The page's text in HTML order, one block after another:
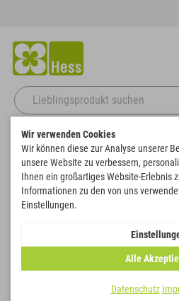
Startseite Themenwelten
Band Verzugs-Moiré mit goldenem Rand
Zurück zur Artikelübersicht
Wir verwenden Cookies
Wir können diese zur Analyse unserer
unsere Website zu verbessern,
Ihnen ein großartiges Website-Erlebnis
Informationen zu den von uns
Einstellungen.
Alle
Datenschutz